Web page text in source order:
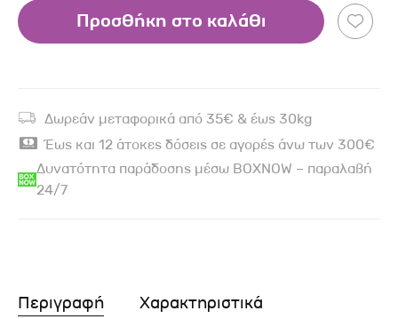
Προσθήκη στο καλάθι
Δωρεάν μεταφορικά από 35€ & έως 30kg
Έως και 12 άτοκες δόσεις σε αγορές άνω των 300€
Δυνατότητα παράδοσης μέσω BOXNOW – παραλαβή
24/7
Περιγραφή Χαρακτηριστικά